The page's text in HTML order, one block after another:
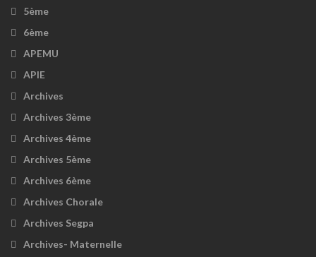
5ème
6ème
APEMU
APIE
Archives
Archives 3ème
Archives 4ème
Archives 5ème
Archives 6ème
Archives Chorale
Archives Segpa
Archives- Maternelle